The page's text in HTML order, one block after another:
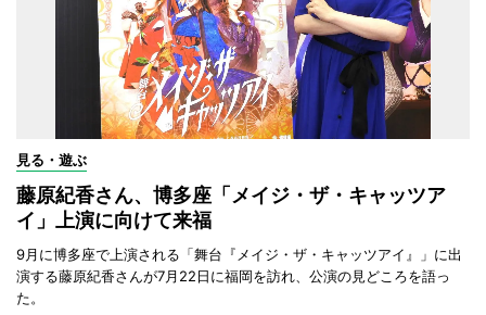
見る・遊ぶ
藤原紀香さん、博多座「メイジ・ザ・キャッツア
イ」上演に向けて来福
9月に博多座で上演される「舞台『メイジ・ザ・キャッツアイ』」に出
演する藤原紀香さんが7月22日に福岡を訪れ、公演の見どころを語っ
た。